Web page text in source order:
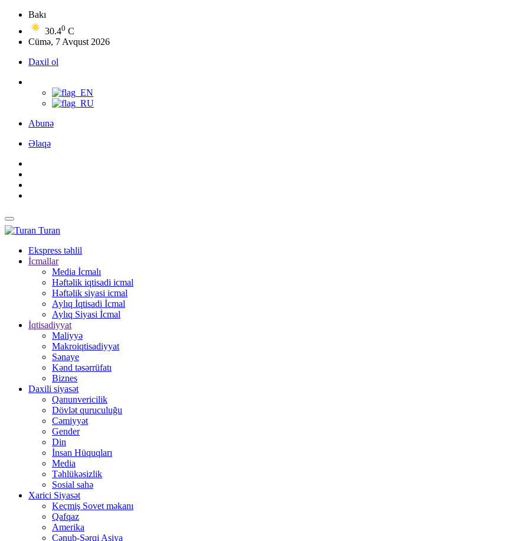
Bakı
30.40 C
Cümə, 7 Avqust 2026
Daxil ol
Abunə
Əlaqə
Turan
Ekspress təhlil
İcmallar
Media İcmalı
Həftəlik iqtisadi icmal
Həftəlik siyasi icmal
Aylıq İqtisadi İcmal
Aylıq Siyasi İcmal
İqtisadiyyat
Maliyyə
Makroiqtisadiyyat
Sənaye
Kənd təsərrüfatı
Biznes
Daxili siyasət
Qanunvericilik
Dövlət quruculuğu
Cəmiyyət
Gender
Din
İnsan Hüquqları
Media
Təhlükəsizlik
Sosial sahə
Xarici Siyasət
Keçmiş Sovet məkanı
Qafqaz
Amerika
Cənub-Şərqi Asiya